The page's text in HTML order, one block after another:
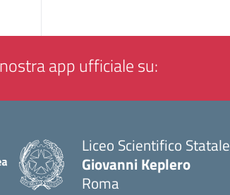
app ufficiale su:
Liceo Scientifico Statale
Giovanni Keplero
Roma